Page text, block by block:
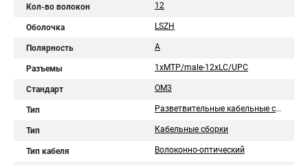
Кол-во волокон 12
Оболочка LSZH
Полярность А
Разъемы 1xMTP/male-12xLC/UPC
Стандарт OM3
Тип Разветвительные кабельные сборки
Тип Кабельные сборки
Тип кабеля Волоконно-оптический